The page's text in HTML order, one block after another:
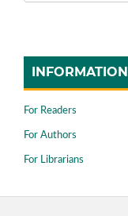
INFORMATION
For Readers
For Authors
For Librarians